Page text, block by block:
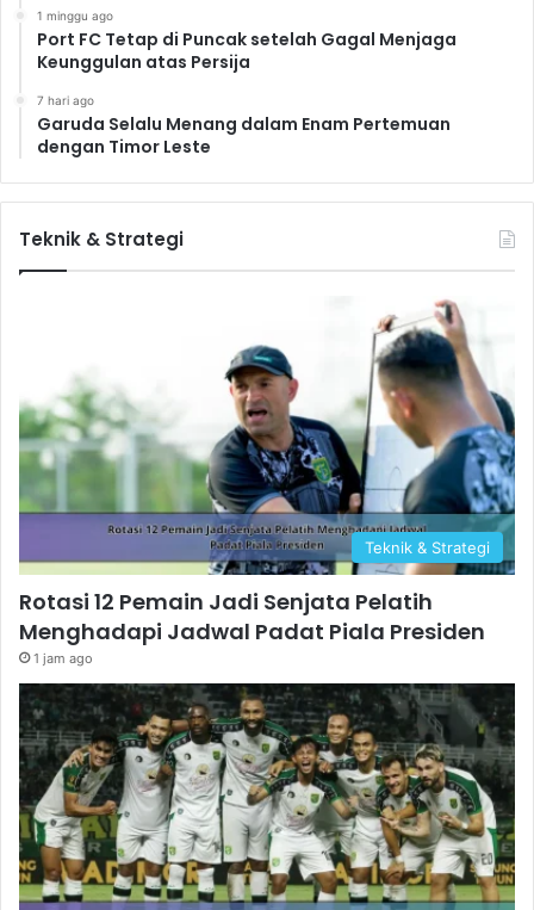
1 minggu ago
Port FC Tetap di Puncak setelah Gagal Menjaga
Keunggulan atas Persija
7 hari ago
Garuda Selalu Menang dalam Enam Pertemuan
dengan Timor Leste
Teknik & Strategi
Teknik & Strategi
Rotasi 12 Pemain Jadi Senjata Pelatih
Menghadapi Jadwal Padat Piala Presiden
1 jam ago